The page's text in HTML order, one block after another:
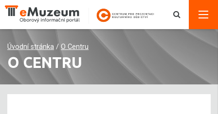
Úvodní stránka / O Centru
O CENTRU